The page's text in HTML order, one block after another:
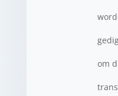
om